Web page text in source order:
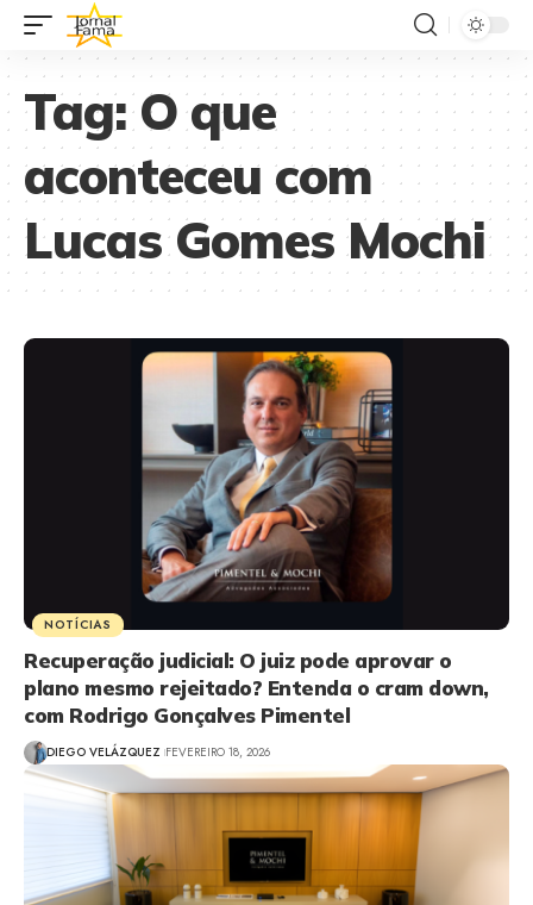
Tag:O que
aconteceu com
Lucas Gomes Mochi
NOTÍCIAS
Recuperação judicial: O juiz pode aprovar o
plano mesmo rejeitado? Entenda o cram down,
com Rodrigo Gonçalves Pimentel
DIEGO VELÁZQUEZ FEVEREIRO 18, 2026